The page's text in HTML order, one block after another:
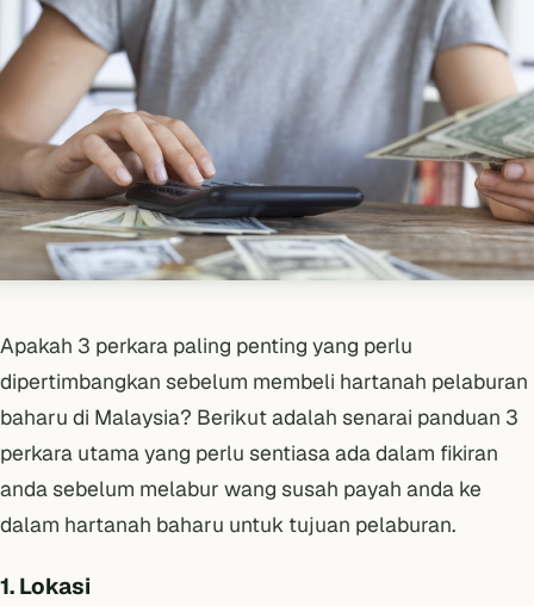
Apakah 3 perkara paling penting yang perlu
dipertimbangkan sebelum membeli hartanah pelaburan
baharu di Malaysia? Berikut adalah senarai panduan 3
perkara utama yang perlu sentiasa ada dalam fikiran
anda sebelum melabur wang susah payah anda ke
dalam hartanah baharu untuk tujuan pelaburan.
1. Lokasi